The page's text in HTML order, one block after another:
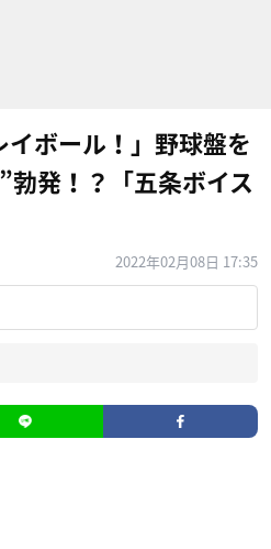
イボール！」野球盤を
勃発！？「五条ボイス
2022年02月08日 17:35